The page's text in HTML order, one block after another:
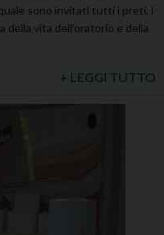
sono invitati tutti i preti, i
della vita dell’oratorio e della
+ LEGGI TUTTO